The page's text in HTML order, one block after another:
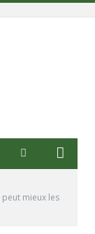
mieux les